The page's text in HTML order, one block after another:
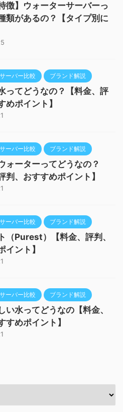
徴】ウォーターサーバーっ
類があるの？【タイプ別に
ーバー比較 ブランド解説
ってどうなの？【料金、評
めポイント】
ーバー比較 ブランド解説
ォーターってどうなの？
判、おすすめポイント】
ーバー比較 ブランド解説
（Purest）【料金、評判、
イント】
ーバー比較 ブランド解説
い水ってどうなの【料金、
すめポイント】